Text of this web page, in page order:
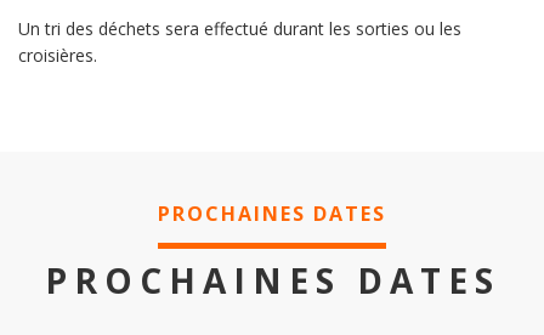
Un tri des déchets sera effectué durant les sorties ou les
croisières.
PROCHAINES DATES
PROCHAINES DATES